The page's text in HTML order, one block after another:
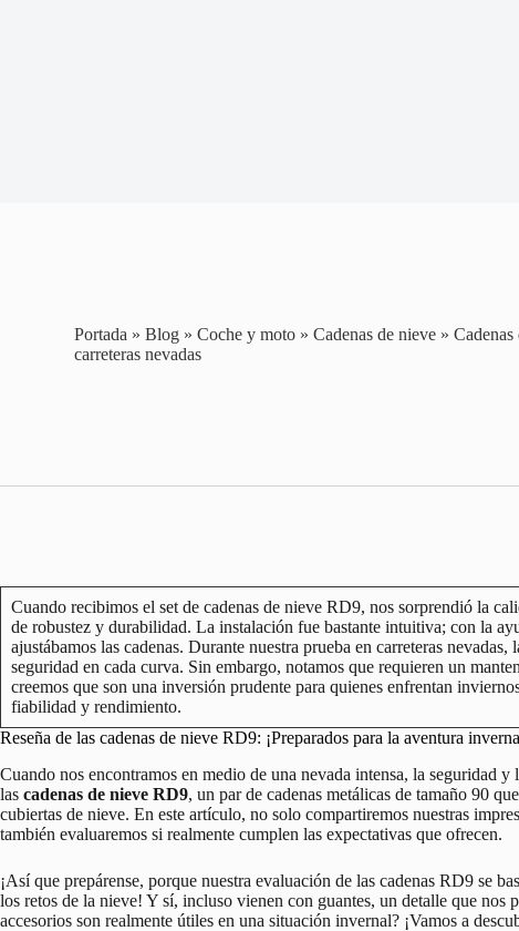
Portada »Blog »Coche y moto »Cadenas de nieve »
carreteras nevadas
Cuando recibimos el set de cadenas de nieve RD9, nos sorprendió la
de robustez y durabilidad. La instalación fue bastante intuitiva; con la
ajustábamos las cadenas. Durante nuestra prueba en carreteras
seguridad en cada curva. Sin embargo, notamos que requieren un
creemos que son una inversión prudente para quienes enfrentan
fiabilidad y rendimiento.
Reseña de las cadenas de nieve RD9: ¡Preparados para la aventura
Cuando nos encontramos en medio de una nevada intensa, la seguridad
las cadenas de nieve RD9, un par de cadenas metálicas de tamaño 90
cubiertas de nieve. En este artículo, no solo compartiremos nuestras
también evaluaremos si realmente cumplen las expectativas que ofrecen.
¡Así que prepárense, porque nuestra evaluación de las cadenas RD9 se
los retos de la nieve! Y sí, incluso vienen con guantes, un detalle que nos
accesorios son realmente útiles en una situación invernal? ¡Vamos a